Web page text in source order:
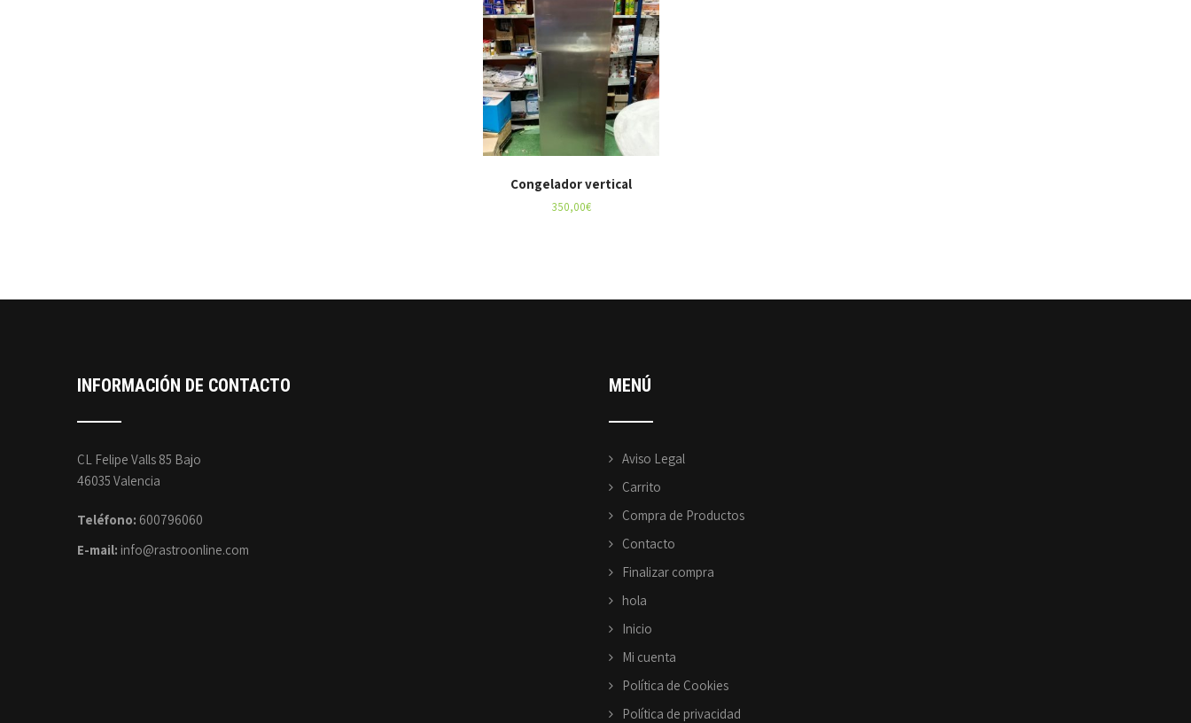
Congelador vertical
350,00€
INFORMACIÓN DE CONTACTO
CL Felipe Valls 85 Bajo
46035 Valencia
Teléfono: 600796060
E-mail: info@rastroonline.com
MENÚ
Aviso Legal
Carrito
Compra de Productos
Contacto
Finalizar compra
hola
Inicio
Mi cuenta
Política de Cookies
Política de privacidad